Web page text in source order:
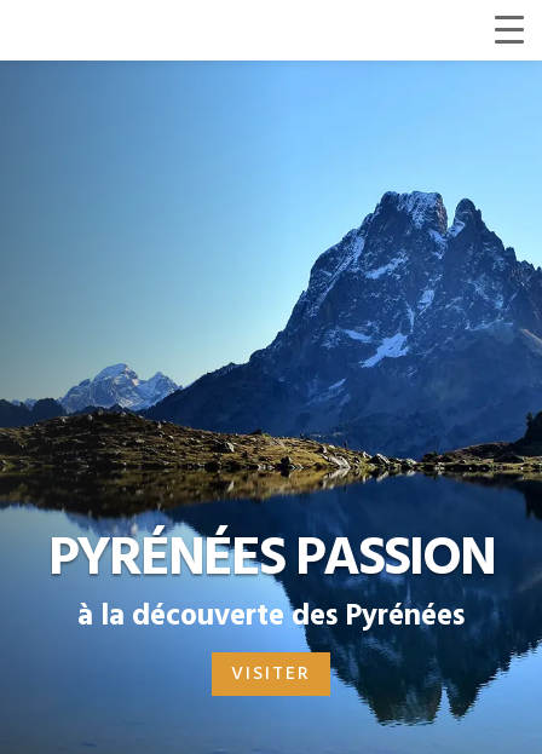
PYRÉNÉES PASSION
à la découverte des Pyrénées
VISITER